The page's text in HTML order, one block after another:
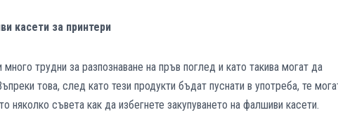
касети за принтери
трудни за разпознаване на пръв поглед и като такива могат да
това, след като тези продукти бъдат пуснати в употреба, те
няколко съвета как да избегнете закупуването на фалшиви касети.